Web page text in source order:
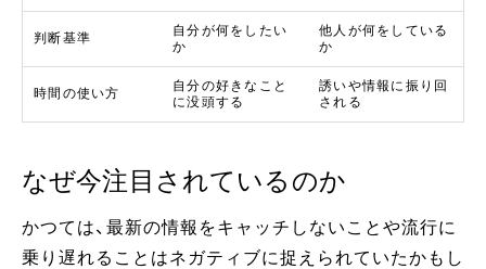
判断基準
自分が何をしたい
か
他人が何をしている
か
時間の使い方
自分の好きなこと
に没頭する
誘いや情報に振り回
される
なぜ今注目されているのか
かつては、最新の情報をキャッチしないことや流行に
乗り遅れることはネガティブに捉えられていたかもし